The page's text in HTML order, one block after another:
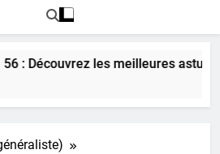
les meilleures astuces en